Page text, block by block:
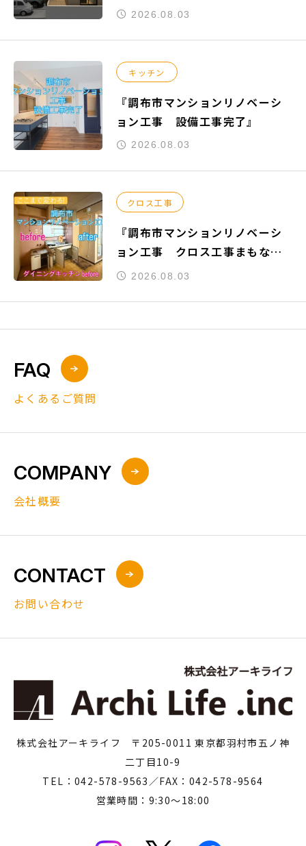
りご依頼頂きました『練馬区関
2026.08.03
キッチン
『調布市マンションリノベーシ
ョン工事 設備工事完了』
2026.08.03
クロス工事
『調布市マンションリノベーシ
ョン工事 クロス工事まもなく
完了』
2026.08.03
FAQ
よくあるご質問
COMPANY
会社概要
CONTACT
お問い合わせ
株式会社アーキライフ 〒205-0011 東京都羽村市五ノ神
二丁目10-9
TEL：042-578-9563／FAX：042-578-9564
営業時間：9:30～18:00